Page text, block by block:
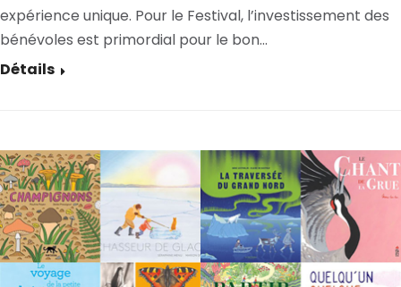
expérience unique. Pour le Festival, l’investissement des
bénévoles est primordial pour le bon…
Détails